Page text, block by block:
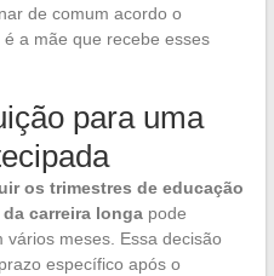
de comum acordo o
a mãe que recebe esses
para uma
os trimestres de educação
carreira longapode
meses. Essa decisão
específico após o